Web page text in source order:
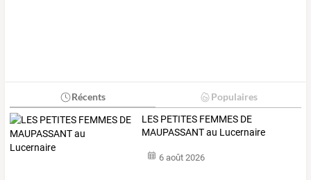
Récents Populaires
LES PETITES FEMMES DE
MAUPASSANT au Lucernaire
6 août 2026